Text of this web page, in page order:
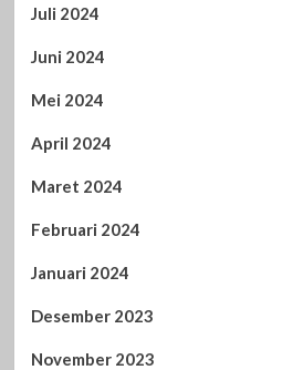
Juli 2024
Juni 2024
Mei 2024
April 2024
Maret 2024
Februari 2024
Januari 2024
Desember 2023
November 2023